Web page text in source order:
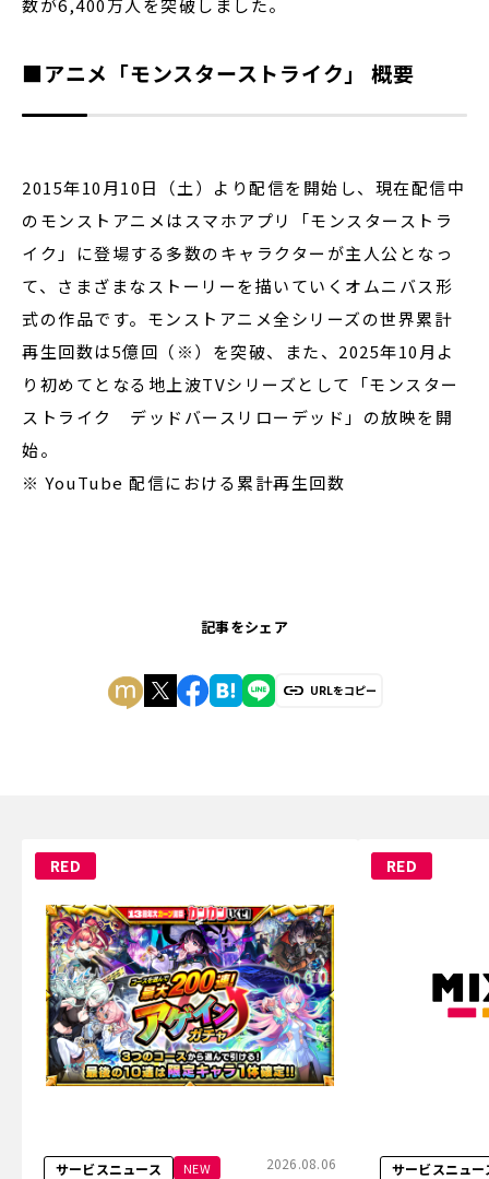
数が6,400万人を突破しました。
■アニメ「モンスターストライク」 概要
2015年10月10日（土）より配信を開始し、現在配信中
のモンストアニメはスマホアプリ「モンスターストラ
イク」に登場する多数のキャラクターが主人公となっ
て、さまざまなストーリーを描いていくオムニバス形
式の作品です。モンストアニメ全シリーズの世界累計
再生回数は5億回（※）を突破、また、2025年10月よ
り初めてとなる地上波TVシリーズとして「モンスター
ストライク デッドバースリローデッド」の放映を開
始。
※ YouTube 配信における累計再生回数
記事をシェア
URLをコピー
RED
サービスニュース NEW 2026.08.06
RED
サービスニュー